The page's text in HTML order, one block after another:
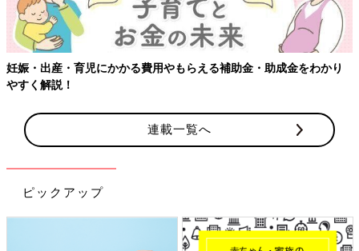
妊娠・出産・育児にかかる費用やもらえる補助金・助成金をわかり
やすく解説！
連載一覧へ
ピックアップ